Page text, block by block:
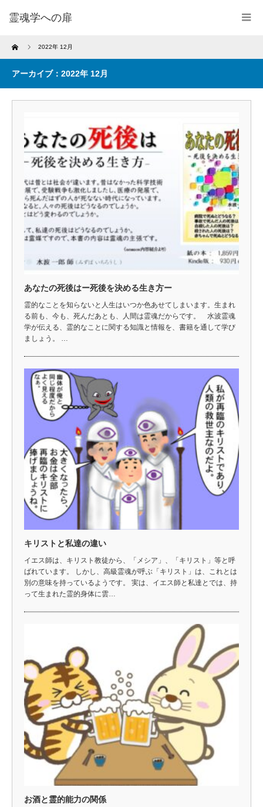
霊魂学への扉
Home 2022年 12月
アーカイブ：2022年 12月
あなたの死後はー死後を決める生き方ー
霊的なことを知らないと人生はいつか色あせてしまいます。生まれ
る前も、今も、死んだあとも、人間は霊魂だからです。 水波霊魂
学が伝える、霊的なことに関する知識と情報を、書籍を通して学び
ましょう。 …
キリストと私達の違い
イエス師は、キリスト教徒から、「メシア」、「キリスト」等と呼
ばれています。 しかし、高級霊魂が呼ぶ「キリスト」は、これとは
別の意味を持っているようです。 実は、イエス師と私達とでは、持
って生まれた霊的身体に雲…
お酒と霊的能力の関係